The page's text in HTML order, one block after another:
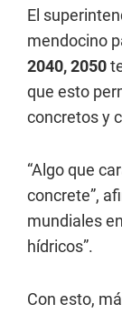
El
mendocino
2040, 2050
que esto
concretos y
“Algo que
concrete”,
mundiales
hídricos”.
Con esto,